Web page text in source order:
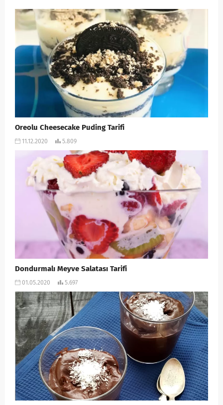
Oreolu Cheesecake Puding Tarifi
11.12.2020 5.809
Dondurmalı Meyve Salatası Tarifi
01.05.2020 5.697